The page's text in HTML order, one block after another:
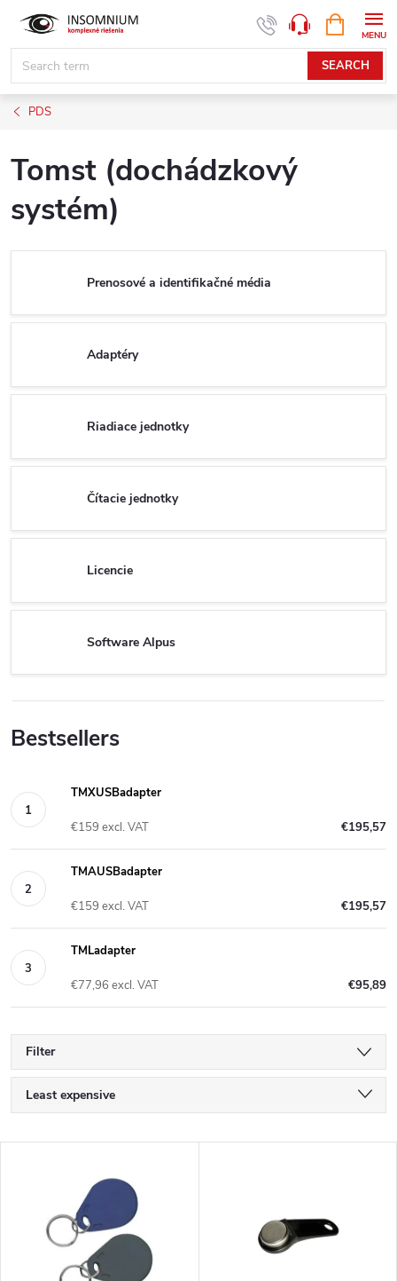
content
SEARCH
CART
PDS
Tomst (dochádzkový
systém)
Prenosové a identifikačné média
Adaptéry
Riadiace jednotky
Čítacie jednotky
Licencie
Software Alpus
Bestsellers
TMXUSBadapter
€195,57
€159 excl. VAT
TMAUSBadapter
€195,57
€159 excl. VAT
TMLadapter
€95,89
€77,96 excl. VAT
Filter
P
r
Least expensive
Alphabetically
www.insomnium.sk - Chat